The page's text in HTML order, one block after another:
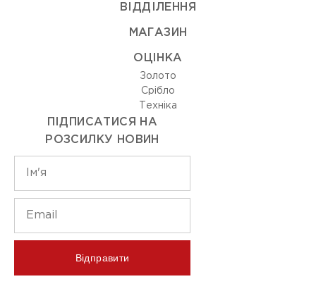
ВIДДIЛЕННЯ
МАГАЗИН
ОЦIНКА
Золото
Срiбло
Технiка
ПІДПИСАТИСЯ НА
РОЗСИЛКУ НОВИН
Відправити